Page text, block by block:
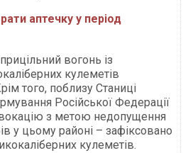
аптечку у період
вогонь із
кулеметів
того, поблизу Станиці
Російської Федерації
з метою недопущення
у цьому районі – зафіксовано
кулеметів.